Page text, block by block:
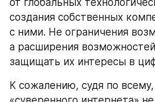
от глобальных
создания собственных
с ними. Не ограничения
а расширения
защищать их интересы в
К сожалению, судя по